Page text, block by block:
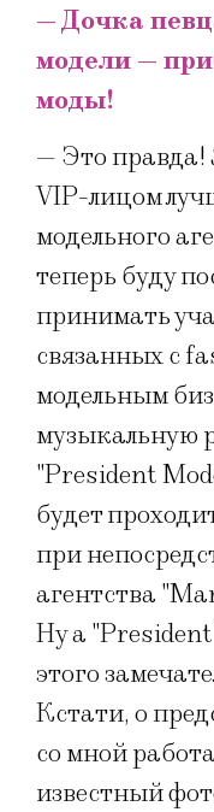
— Дочка
модели —
моды!
— Это правда!
VIP-лицом
модельного
теперь буду
принимать
связанных с
модельным
музыкальную
"President
будет
при
агентства
Ну а
этого
Кстати, о
со мной
известный